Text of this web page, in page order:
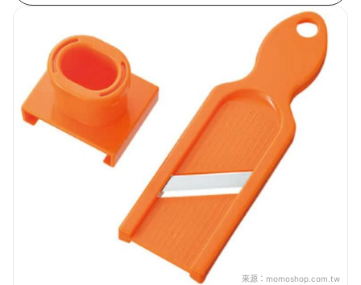
來源： momoshop.com.tw